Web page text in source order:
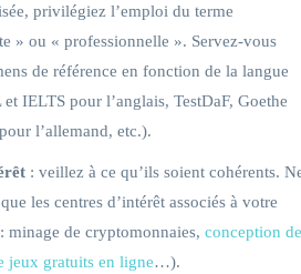
privilégiez l’emploi du terme
» ou « professionnelle ». Servez-vous
de référence en fonction de la langue
IELTS pour l’anglais, TestDaF, Goethe
l’allemand, etc.).
: veillez à ce qu’ils soient cohérents.
les centres d’intérêt associés à votre
minage de cryptomonnaies, conception de
jeux gratuits en ligne…).